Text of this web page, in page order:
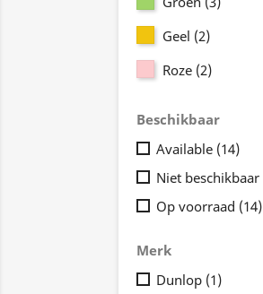
Geel (2)
Roze (2)
Beschikbaar
Available (14)
Niet beschikbaar
Op voorraad (14)
Merk
Dunlop (1)